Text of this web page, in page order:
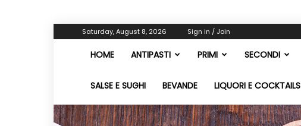
Saturday, August 8, 2026 Sign in / Join
HOME ANTIPASTI PRIMI SECONDI
SALSE E SUGHI BEVANDE LIQUORI E COCKTAILS